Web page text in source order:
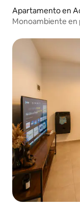
Apartamento en
Monoambiente